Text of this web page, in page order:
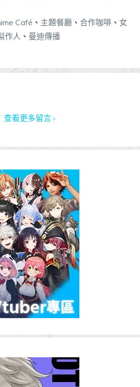
Café 、 主題餐廳、 合作咖啡、 女
作人 、 曼迪傳播
查看更多留言 ›